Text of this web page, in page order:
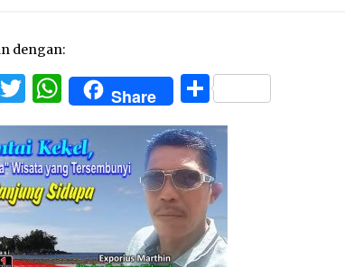
dengan:
Twitter
WhatsApp
Share Share